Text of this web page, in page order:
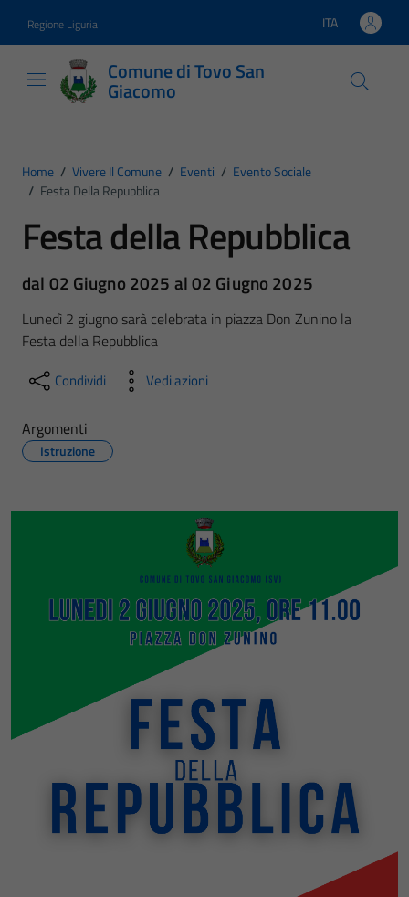
Regione Liguria Lingua attiva:
ITA
Comune di Tovo San
Giacomo
Home / Vivere Il Comune / Eventi / Evento Sociale
/ Festa Della Repubblica
Festa della Repubblica
dal 02 Giugno 2025 al 02 Giugno 2025
Lunedì 2 giugno sarà celebrata in piazza Don Zunino la
Festa della Repubblica
Condividi Vedi azioni
Argomenti
Istruzione